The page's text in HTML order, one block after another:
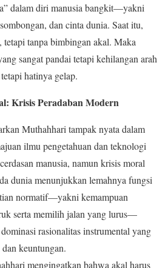
dalam diri manusia bangkit—yakni
dan cinta dunia. Saat itu,
tetapi tanpa bimbingan akal. Maka
sangat pandai tetapi kehilangan arah
hatinya gelap.
Krisis Peradaban Modern
Muthahhari tampak nyata dalam
ilmu pengetahuan dan teknologi
manusia, namun krisis moral
dunia menunjukkan lemahnya fungsi
normatif—yakni kemampuan
serta memilih jalan yang lurus—
rasionalitas instrumental yang
keuntungan.
mengingatkan bahwa akal harus